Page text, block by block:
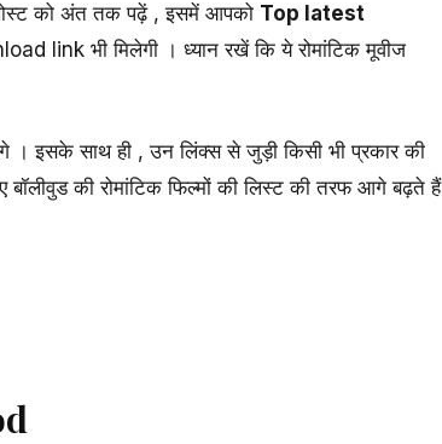
को अंत तक पढ़ें , इसमें आपको Top latest
link भी मिलेगी । ध्यान रखें कि ये रोमांटिक मूवीज
इसके साथ ही , उन लिंक्स से जुड़ी किसी भी प्रकार की
की रोमांटिक फिल्मों की लिस्ट की तरफ आगे बढ़ते हैं